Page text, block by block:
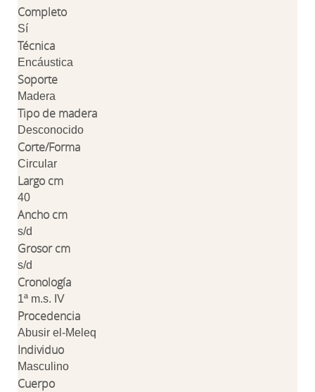
Completo
Sí
Técnica
Encáustica
Soporte
Madera
Tipo de madera
Desconocido
Corte/Forma
Circular
Largo cm
40
Ancho cm
s/d
Grosor cm
s/d
Cronología
1ª m.s. IV
Procedencia
Abusir el-Meleq
Individuo
Masculino
Cuerpo